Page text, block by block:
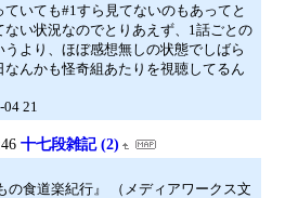
いても#1すら見てないのもあってと
ない状況なのでとりあえず、1話ごとの
より、ほぼ感想無しの状態でしばら
なんかも怪奇組あたりを視聴してるん
21
十七段雑記 (2)
の食道楽紀行』 （メディアワークス文